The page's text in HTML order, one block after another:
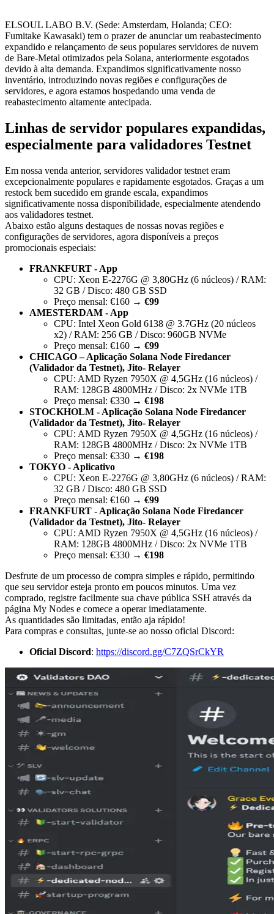
ELSOUL LABO B.V. (Sede: Amsterdam, Holanda; CEO:
Fumitake Kawasaki) tem o prazer de anunciar um reabastecimento
expandido e relançamento de seus populares servidores de nuvem
de Bare-Metal otimizados pela Solana, anteriormente esgotados
devido à alta demanda. Expandimos significativamente nosso
inventário, introduzindo novas regiões e configurações de
servidores, e agora estamos hospedando uma venda de
reabastecimento altamente antecipada.
Linhas de servidor populares expandidas,
especialmente para validadores Testnet
Em nossa venda anterior, servidores validador testnet eram
excepcionalmente populares e rapidamente esgotados. Graças a um
restock bem sucedido em grande escala, expandimos
significativamente nossa disponibilidade, especialmente atendendo
aos validadores testnet.
Abaixo estão alguns destaques de nossas novas regiões e
configurações de servidores, agora disponíveis a preços
promocionais especiais:
FRANKFURT - App
CPU: Xeon E-2276G @ 3,80GHz (6 núcleos) / RAM:
32 GB / Disco: 480 GB SSD
Preço mensal: €160 → €99
AMESTERDAM - App
CPU: Intel Xeon Gold 6138 @ 3.7GHz (20 núcleos
x2) / RAM: 256 GB / Disco: 960GB NVMe
Preço mensal: €160 → €99
CHICAGO – Aplicação Solana Node Firedancer
(Validador da Testnet), Jito- Relayer
CPU: AMD Ryzen 7950X @ 4,5GHz (16 núcleos) /
RAM: 128GB 4800MHz / Disco: 2x NVMe 1TB
Preço mensal: €330 → €198
STOCKHOLM - Aplicação Solana Node Firedancer
(Validador da Testnet), Jito- Relayer
CPU: AMD Ryzen 7950X @ 4,5GHz (16 núcleos) /
RAM: 128GB 4800MHz / Disco: 2x NVMe 1TB
Preço mensal: €330 → €198
TOKYO - Aplicativo
CPU: Xeon E-2276G @ 3,80GHz (6 núcleos) / RAM:
32 GB / Disco: 480 GB SSD
Preço mensal: €160 → €99
FRANKFURT - Aplicação Solana Node Firedancer
(Validador da Testnet), Jito- Relayer
CPU: AMD Ryzen 7950X @ 4,5GHz (16 núcleos) /
RAM: 128GB 4800MHz / Disco: 2x NVMe 1TB
Preço mensal: €330 → €198
Desfrute de um processo de compra simples e rápido, permitindo
que seu servidor esteja pronto em poucos minutos. Uma vez
comprado, registre facilmente sua chave pública SSH através da
página My Nodes e comece a operar imediatamente.
As quantidades são limitadas, então aja rápido!
Para compras e consultas, junte-se ao nosso oficial Discord:
Oficial Discord: https://discord.gg/C7ZQSrCkYR